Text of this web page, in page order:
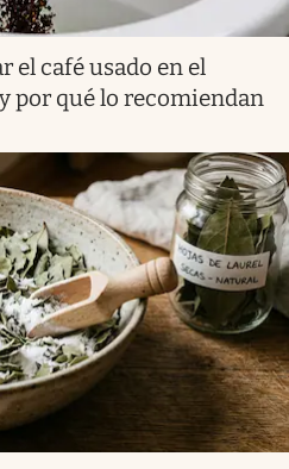
el café usado en el
por qué lo recomiendan